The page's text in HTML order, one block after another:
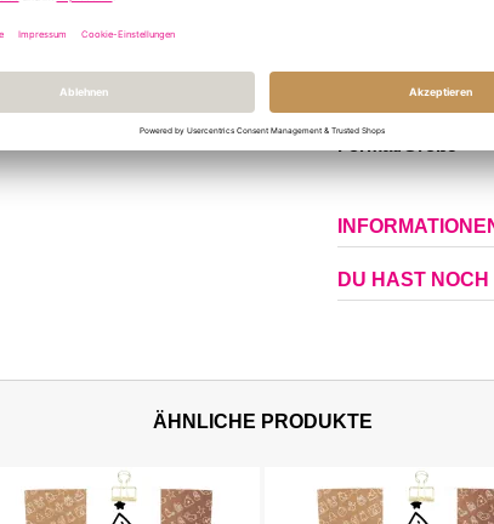
Auf Wunsch auch
mit Grußnachricht
Artikelnummer
DU HAST
ÄHNLICHE PRODUKTE